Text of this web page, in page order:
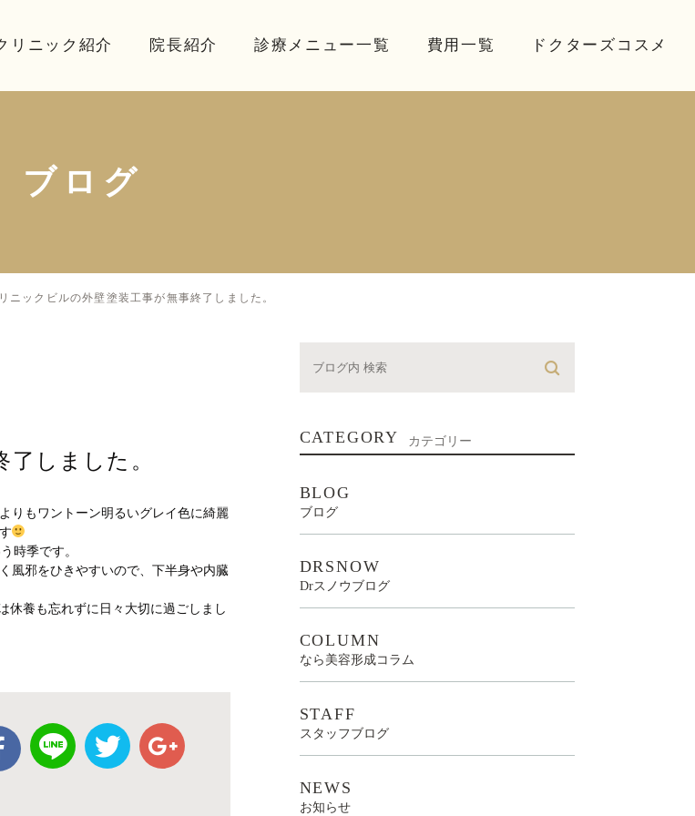
リニック紹介 院長紹介 診療メニュー一覧 費用一覧 ドクターズコスメ
ブログ
ニックビルの外壁塗装工事が無事終了しました。
しました。
りもワントーン明るいグレイ色に綺麗
時季です。
風邪をひきやすいので、下半身や内臓
休養も忘れずに日々大切に過ごしまし
CATEGORY カテゴリー
BLOG
ブログ
DRSNOW
Drスノウブログ
COLUMN
なら美容形成コラム
STAFF
スタッフブログ
NEWS
お知らせ